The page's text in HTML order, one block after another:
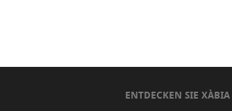
ENTDECKEN SIE XÀBIA